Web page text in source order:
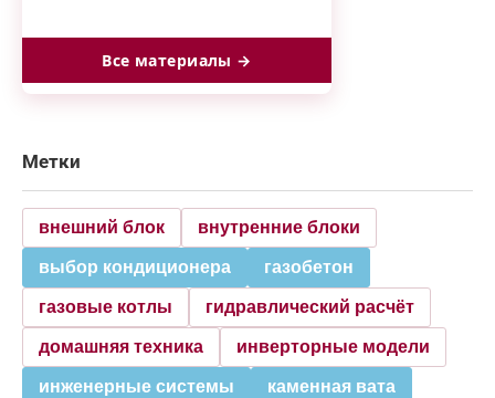
Все материалы →
Метки
внешний блок внутренние блоки
выбор кондиционера газобетон
газовые котлы гидравлический расчёт
домашняя техника инверторные модели
инженерные системы каменная вата